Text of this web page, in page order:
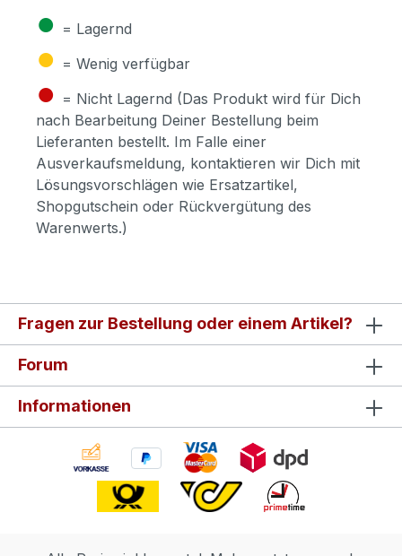
● = Lagernd
● = Wenig verfügbar
● = Nicht Lagernd (Das Produkt wird für Dich
nach Bearbeitung Deiner Bestellung beim
Lieferanten bestellt. Im Falle einer
Ausverkaufsmeldung, kontaktieren wir Dich mit
Lösungsvorschlägen wie Ersatzartikel,
Shopgutschein oder Rückvergütung des
Warenwerts.)
Fragen zur Bestellung oder einem Artikel?
Forum
Informationen